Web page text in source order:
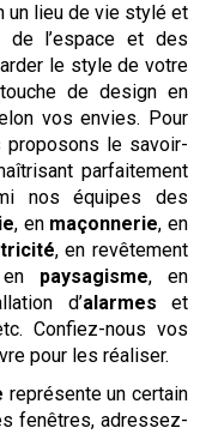
un lieu de vie stylé et
l’espace et des
le style de votre
de design en
vos envies. Pour
le savoir-
parfaitement
nos équipes des
, en maçonnerie, en
, en revêtement
paysagisme, en
d’alarmes et
Confiez-nous vos
pour les réaliser.
représente un certain
fenêtres, adressez-